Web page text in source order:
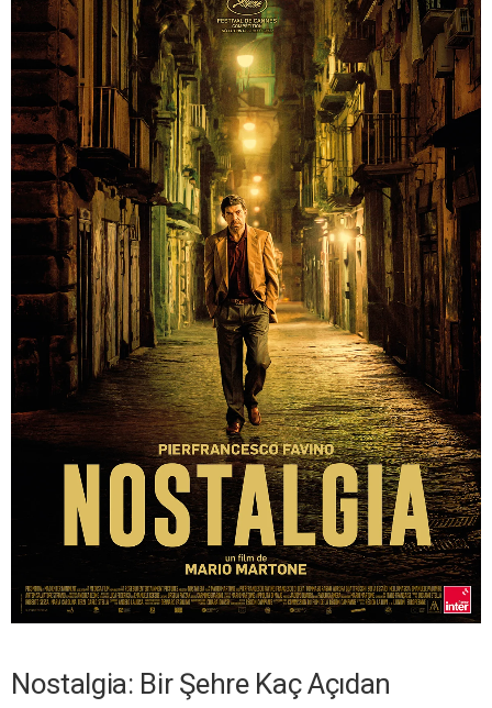
Nostalgia: Bir Şehre Kaç Açıdan